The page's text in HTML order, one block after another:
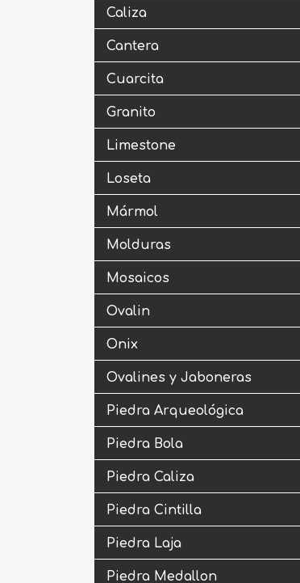
Caliza
Cantera
Cuarcita
Granito
Limestone
Loseta
Mármol
Molduras
Mosaicos
Ovalin
Onix
Ovalines y Jaboneras
Piedra Arqueológica
Piedra Bola
Piedra Caliza
Piedra Cintilla
Piedra Laja
Piedra Medallon